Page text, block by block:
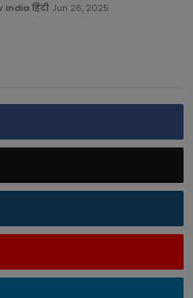
India हिंदी Jun 26, 2025